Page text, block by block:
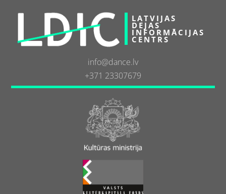
LATVIJAS
DEJAS
INFORMĀCIJAS
CENTRS
info@dance.lv
+371 23307679